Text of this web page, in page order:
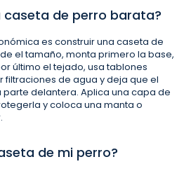
caseta de perro barata?
es construir una caseta de
el tamaño, monta primero la base,
último el tejado, usa tablones
filtraciones de agua y deja que el
delantera. Aplica una capa de
y coloca una manta o
de mi perro?